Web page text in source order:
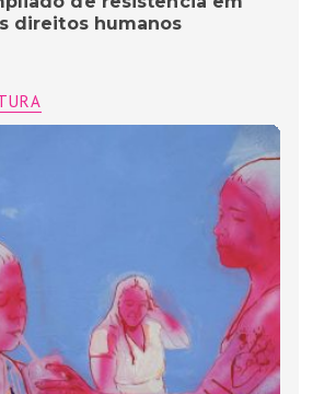
direitos humanos